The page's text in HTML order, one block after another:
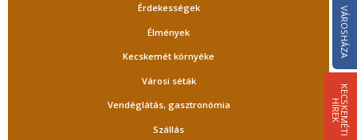
VÁROSHÁZA
K
E
C
S
K
E
M
É
T
I
HÍ
R
E
K
Érdekességek
Élmények
Kecskemét környéke
Városi séták
Vendéglátás, gasztronómia
Szállás